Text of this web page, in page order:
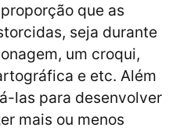
que as
seja durante
um croqui,
e etc. Além
las para desenvolver
mais ou menos